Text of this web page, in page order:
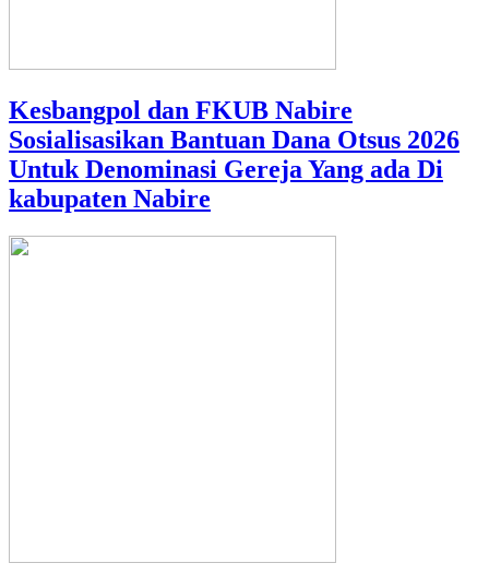
Kesbangpol dan FKUB Nabire
Sosialisasikan Bantuan Dana Otsus 2026
Untuk Denominasi Gereja Yang ada Di
kabupaten Nabire